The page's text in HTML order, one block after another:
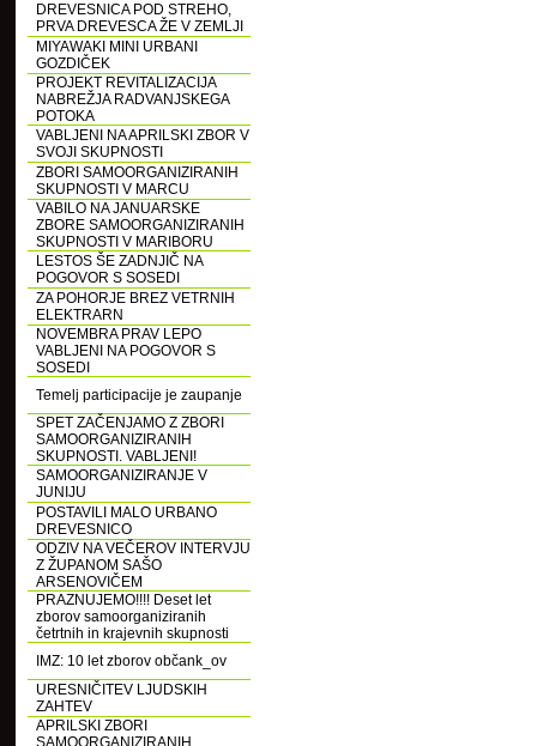
DREVESNICA POD STREHO,
PRVA DREVESCA ŽE V ZEMLJI
MIYAWAKI MINI URBANI
GOZDIČEK
PROJEKT REVITALIZACIJA
NABREŽJA RADVANJSKEGA
POTOKA
VABLJENI NA APRILSKI ZBOR V
SVOJI SKUPNOSTI
ZBORI SAMOORGANIZIRANIH
SKUPNOSTI V MARCU
VABILO NA JANUARSKE
ZBORE SAMOORGANIZIRANIH
SKUPNOSTI V MARIBORU
LESTOS ŠE ZADNJIČ NA
POGOVOR S SOSEDI
ZA POHORJE BREZ VETRNIH
ELEKTRARN
NOVEMBRA PRAV LEPO
VABLJENI NA POGOVOR S
SOSEDI
Temelj participacije je zaupanje
SPET ZAČENJAMO Z ZBORI
SAMOORGANIZIRANIH
SKUPNOSTI. VABLJENI!
SAMOORGANIZIRANJE V
JUNIJU
POSTAVILI MALO URBANO
DREVESNICO
ODZIV NA VEČEROV INTERVJU
Z ŽUPANOM SAŠO
ARSENOVIČEM
PRAZNUJEMO!!!! Deset let
zborov samoorganiziranih
četrtnih in krajevnih skupnosti
IMZ: 10 let zborov občank_ov
URESNIČITEV LJUDSKIH
ZAHTEV
APRILSKI ZBORI
SAMOORGANIZIRANIH